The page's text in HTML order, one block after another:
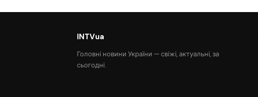
INTVua
Головні новини України — свіжі, актуальні, за
сьогодні.